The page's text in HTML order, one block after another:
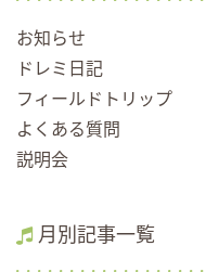
お知らせ
ドレミ日記
フィールドトリップ
よくある質問
説明会
月別記事一覧